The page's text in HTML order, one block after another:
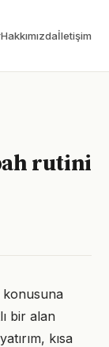
Hakkımızdaİletişim
rutini
konusuna
bir alan
kısa